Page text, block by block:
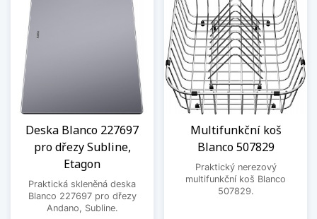
Deska Blanco 227697
pro dřezy Subline,
Etagon
Praktická skleněná deska
Blanco 227697 pro dřezy
Andano, Subline.
Multifunkční koš
Blanco 507829
Praktický nerezový
multifunkční koš Blanco
507829.